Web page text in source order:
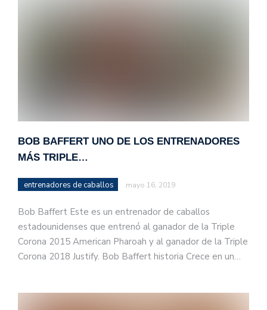
BOB BAFFERT UNO DE LOS ENTRENADORES
MÁS TRIPLE…
entrenadores de caballos mayo 16, 2019
Bob Baffert Este es un entrenador de caballos
estadounidenses que entrenó al ganador de la Triple
Corona 2015 American Pharoah y al ganador de la Triple
Corona 2018 Justify. Bob Baffert historia Crece en un…